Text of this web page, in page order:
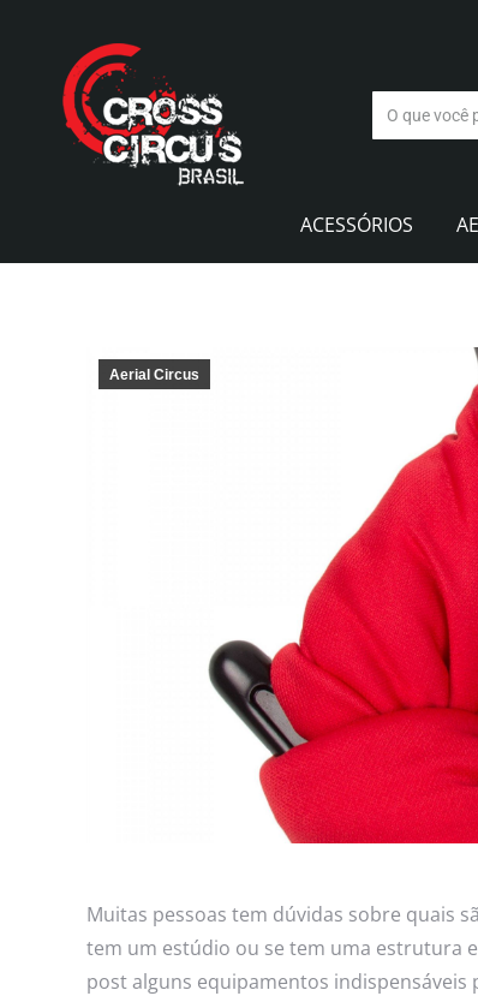
ACESSÓRIOS
Aerial Circus
Muitas pessoas tem dúvidas sobre quais
tem um estúdio ou se tem uma estrutura
post alguns equipamentos